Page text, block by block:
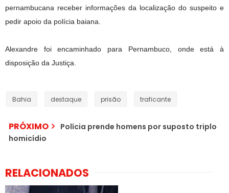
pernambucana receber informações da localização do suspeito e
pedir apoio da polícia baiana.
Alexandre foi encaminhado para Pernambuco, onde está à
disposição da Justiça.
Bahia destaque prisão traficante
PRÓXIMO
Polícia prende homens por suposto triplo
homicídio
RELACIONADOS